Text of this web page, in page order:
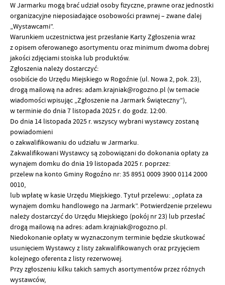
W Jarmarku mogą brać udział osoby fizyczne, prawne oraz jednostki
organizacyjne nieposiadające osobowości prawnej – zwane dalej
„Wystawcami”.
Warunkiem uczestnictwa jest przesłanie Karty Zgłoszenia wraz
z opisem oferowanego asortymentu oraz minimum dwoma dobrej
jakości zdjęciami stoiska lub produktów.
Zgłoszenia należy dostarczyć:
osobiście do Urzędu Miejskiego w Rogoźnie (ul. Nowa 2, pok. 23),
drogą mailową na adres: adam.krajniak@rogozno.pl (w temacie
wiadomości wpisując „Zgłoszenie na Jarmark Świąteczny”),
w terminie do dnia 7 listopada 2025 r. do godz. 12:00.
Do dnia 14 listopada 2025 r. wszyscy wybrani wystawcy zostaną
powiadomieni
o zakwalifikowaniu do udziału w Jarmarku.
Zakwalifikowani Wystawcy są zobowiązani do dokonania opłaty za
wynajem domku do dnia 19 listopada 2025 r. poprzez:
przelew na konto Gminy Rogoźno nr: 35 8951 0009 3900 0114 2000
0010,
lub wpłatę w kasie Urzędu Miejskiego. Tytuł przelewu: „opłata za
wynajem domku handlowego na Jarmark”. Potwierdzenie przelewu
należy dostarczyć do Urzędu Miejskiego (pokój nr 23) lub przesłać
drogą mailową na adres: adam.krajniak@rogozno.pl.
Niedokonanie opłaty w wyznaczonym terminie będzie skutkować
usunięciem Wystawcy z listy zakwalifikowanych oraz przyjęciem
kolejnego oferenta z listy rezerwowej.
Przy zgłoszeniu kilku takich samych asortymentów przez różnych
wystawców,